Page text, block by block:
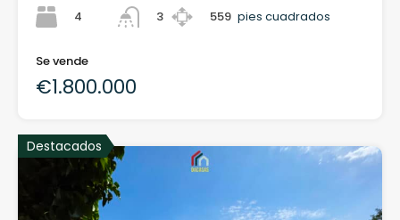
4
3
559 pies cuadrados
Se vende
€1.800.000
Destacados